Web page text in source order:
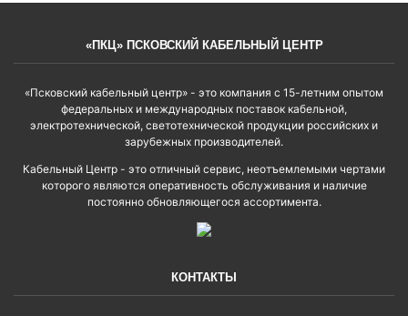
«ПКЦ» ПСКОВСКИЙ КАБЕЛЬНЫЙ ЦЕНТР
«Псковский кабельный центр» - это компания с 15-летним опытом
федеральных и международных поставок кабельной,
электротехнической, светотехнической продукции российских и
зарубежных производителей.
Кабельный Центр - это отличный сервис, неотъемлемыми чертами
которого являются оперативность обслуживания и наличие
постоянно обновляющегося ассортимента.
КОНТАКТЫ